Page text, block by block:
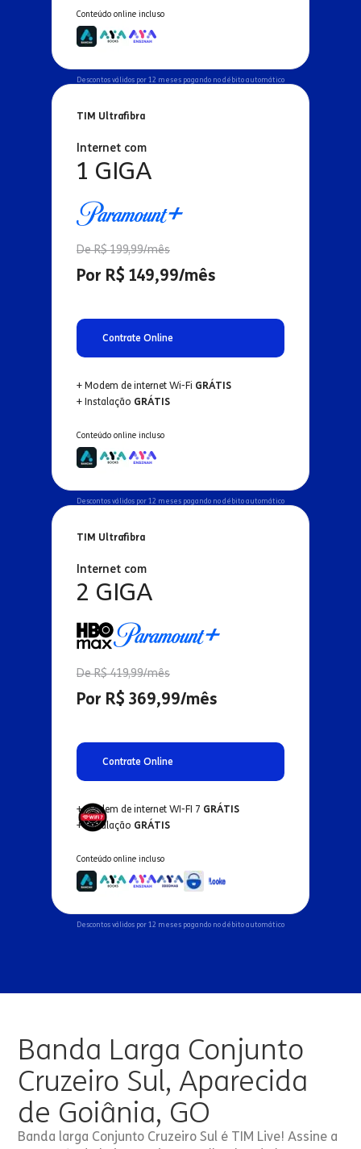
Conteúdo online incluso
Descontos válidos por 12 meses pagando no débito automático
TIM Ultrafibra
Internet com
1 GIGA
De R$ 199,99/mês
Por R$ 149,99/mês
Contrate Online
+ Modem de internet Wi-Fi GRÁTIS
+ Instalação GRÁTIS
Conteúdo online incluso
Descontos válidos por 12 meses pagando no débito automático
TIM Ultrafibra
Internet com
2 GIGA
De R$ 419,99/mês
Por R$ 369,99/mês
Contrate Online
+ Modem de internet WI-FI 7 GRÁTIS
+ Instalação GRÁTIS
Conteúdo online incluso
Descontos válidos por 12 meses pagando no débito automático
Banda Larga Conjunto
Cruzeiro Sul, Aparecida
de Goiânia, GO
Banda larga Conjunto Cruzeiro Sul é TIM Live! Assine a